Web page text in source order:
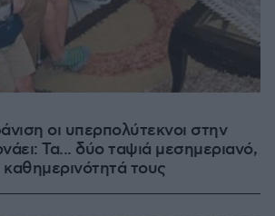
οι υπερπολύτεκνοι στην
Τα... δύο ταψιά μεσημεριανό,
τους